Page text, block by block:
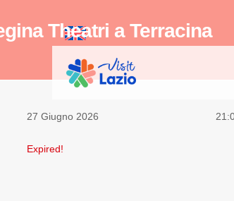
Theatri a Terracina
27 Giugno 2026
Expired!